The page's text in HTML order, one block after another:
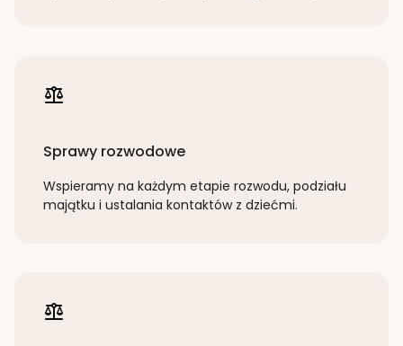
Sprawy rozwodowe
Wspieramy na każdym etapie rozwodu, podziału
majątku i ustalania kontaktów z dziećmi.